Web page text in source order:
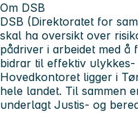
Om DSB
DSB (Direktoratet for
skal ha oversikt over
pådriver i arbeidet med
bidrar til effektiv ulykkes-
Hovedkontoret ligger i
hele landet. Til sammen
underlagt Justis- og